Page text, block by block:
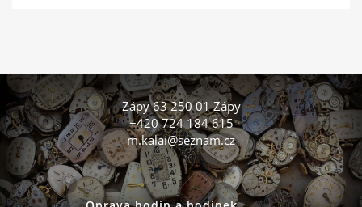
Zápy 63 250 01 Zápy
+420 724 184 615
m.kalai@seznam.cz